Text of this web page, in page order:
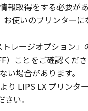
THEIR
THE SOFTWARE,
OF
OF THE
SERVICING,
取得をする必要があ
使いのプリンター
レージオプション
ことをご確認くだ
場合があります。
LIPS LX プリンタ
い。